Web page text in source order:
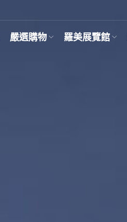
嚴選購物 羅美展覽館